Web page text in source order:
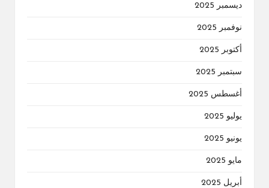
ديسمبر 2025
نوفمبر 2025
أكتوبر 2025
سبتمبر 2025
أغسطس 2025
يوليو 2025
يونيو 2025
مايو 2025
أبريل 2025